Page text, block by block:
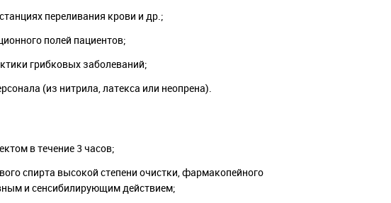
переливания крови и др.;
полей пациентов;
грибковых заболеваний;
(из нитрила, латекса или неопрена).
в течение 3 часов;
спирта высокой степени очистки, фармакопейного
и сенсибилирующим действием;